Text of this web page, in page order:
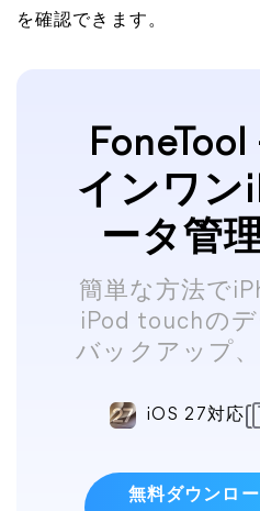
を確認できます。
インワン
ータ管
簡単な方法で
iPod touchのデ
バックアップ、
iOS 27対応
無料ダウンロー